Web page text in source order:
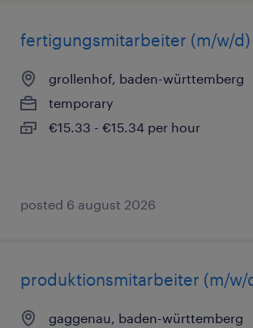
fertigungsmitarbeiter (m/w/d)
grollenhof, baden-württemberg
temporary
€15.33 - €15.34 per hour
posted 6 august 2026
produktionsmitarbeiter (m/w/
gaggenau, baden-württemberg